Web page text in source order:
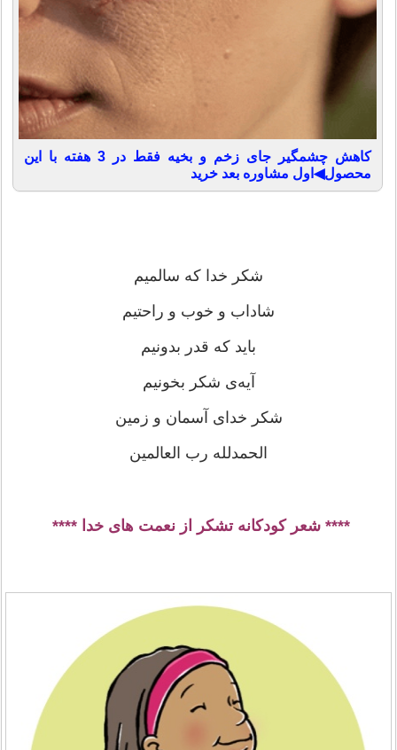
کاهش چشمگیر جای زخم و بخیه فقط در 3 هفته با این
محصول◀اول مشاوره بعد خرید
شکر خدا که سالمیم
شاداب و خوب و راحتیم
باید که قدر بدونیم
آیه‌ی شکر بخونیم
شکر خدای آسمان و زمین
الحمدلله رب العالمین
**** شعر کودکانه تشکر از نعمت های خدا ****